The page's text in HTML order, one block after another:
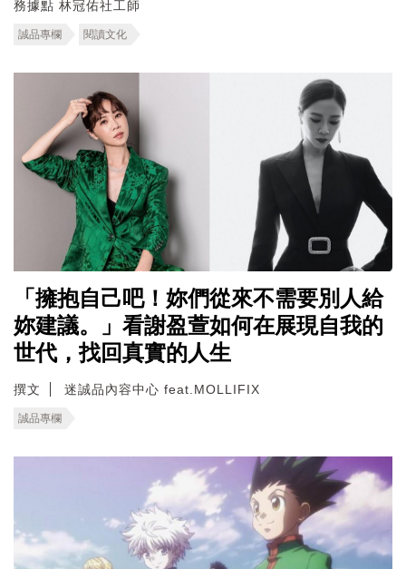
務據點 林冠佑社工師
誠品專欄 閱讀文化
「擁抱自己吧！妳們從來不需要別人給
妳建議。」看謝盈萱如何在展現自我的
世代，找回真實的人生
撰文 迷誠品內容中心 feat.MOLLIFIX
誠品專欄